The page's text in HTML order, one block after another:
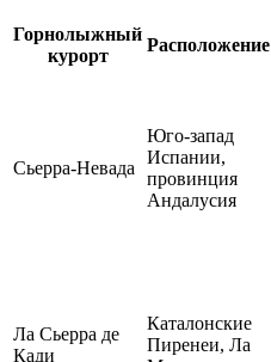
Горнолыжный
курорт
Расположение
Сьерра-Невада
Юго-запад
Испании,
провинция
Андалусия
Ла Сьерра де
Кади
Каталонские
Пиренеи, Ла